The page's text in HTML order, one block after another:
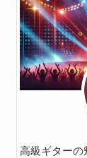
高級ギターの